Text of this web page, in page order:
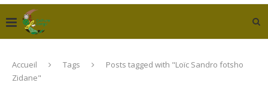
Accueil Tags
Posts tagged with "Loïc Sandro fotsho
Zidane"